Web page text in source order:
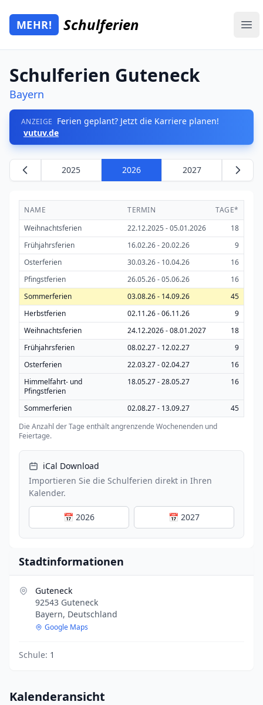
Zum Hauptinhalt springen
Mehr Schulferien
MEHR! Schulferien
Schulferien Guteneck
Bayern
ANZEIGE Ferien geplant? Jetzt die Karriere planen!
vutuv.de
2025 2026 2027
NAME TERMIN
TAGE*
Weihnachtsferien
22.12.2025 - 05.01.2026
18
Frühjahrsferien
16.02.26 - 20.02.26
9
Osterferien
30.03.26 - 10.04.26
16
Pfingstferien
26.05.26 - 05.06.26
16
Sommerferien
03.08.26 - 14.09.26
45
Herbstferien
02.11.26 - 06.11.26
9
Weihnachtsferien
24.12.2026 - 08.01.2027
18
Frühjahrsferien
08.02.27 - 12.02.27
9
Osterferien
22.03.27 - 02.04.27
16
Himmelfahrt- und
Pfingstferien
18.05.27 - 28.05.27 16
Sommerferien 02.08.27 - 13.09.27
45
Die Anzahl der Tage enthält angrenzende Wochenenden und
Feiertage.
iCal Download
Importieren Sie die Schulferien direkt in Ihren
Kalender.
📅 2026 📅 2027
Stadtinformationen
Guteneck
92543 Guteneck
Bayern, Deutschland
Google Maps
Schule: 1
Kalenderansicht